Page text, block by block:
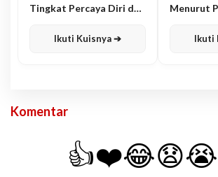
Tingkat Percaya Diri dan
Ikuti Kuisnya ➔
Menurut
Ikuti
Komentar
👍❤️😂😧😭